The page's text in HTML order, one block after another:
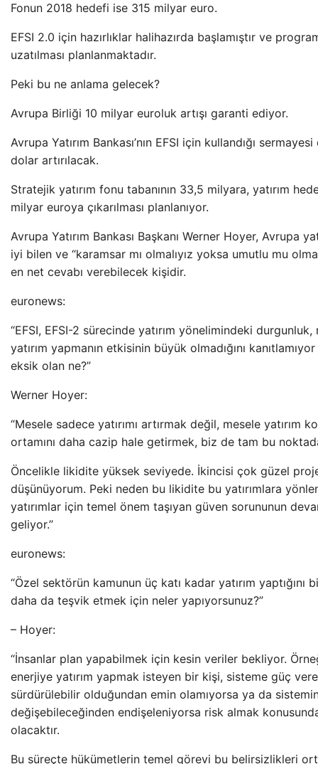
Fonun 2018 hedefi ise 315 milyar euro.
EFSI 2.0 için hazırlıklar halihazırda başlamıştır ve
uzatılması planlanmaktadır.
Peki bu ne anlama gelecek?
Avrupa Birliği 10 milyar euroluk artışı garanti ediyor.
Avrupa Yatırım Bankası’nın EFSI için kullandığı
dolar artırılacak.
Stratejik yatırım fonu tabanının 33,5 milyara, yatırım
milyar euroya çıkarılması planlanıyor.
Avrupa Yatırım Bankası Başkanı Werner Hoyer, Avrupa
iyi bilen ve “karamsar mı olmalıyız yoksa umutlu mu
en net cevabı verebilecek kişidir.
euronews:
“EFSI, EFSI-2 sürecinde yatırım yönelimindeki
yatırım yapmanın etkisinin büyük olmadığını
eksik olan ne?”
Werner Hoyer:
“Mesele sadece yatırımı artırmak değil, mesele yatırım
ortamını daha cazip hale getirmek, biz de tam bu noktada
Öncelikle likidite yüksek seviyede. İkincisi çok güzel
düşünüyorum. Peki neden bu likidite bu yatırımlara
yatırımlar için temel önem taşıyan güven sorununun
geliyor.”
euronews:
“Özel sektörün kamunun üç katı kadar yatırım yaptığını
daha da teşvik etmek için neler yapıyorsunuz?”
– Hoyer:
“İnsanlar plan yapabilmek için kesin veriler bekliyor.
enerjiye yatırım yapmak isteyen bir kişi, sisteme güç
sürdürülebilir olduğundan emin olamıyorsa ya da
değişebileceğinden endişeleniyorsa risk almak
olacaktır.
Bu süreçte hükümetlerin temel görevi bu belirsizlikleri